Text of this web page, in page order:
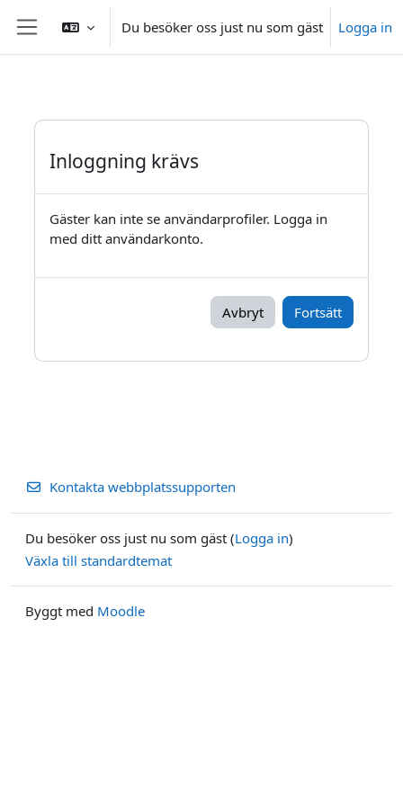
Gå direkt till huvudinnehåll
Du besöker oss just nu som gäst Logga in
Inloggning krävs
Gäster kan inte se användarprofiler. Logga in
med ditt användarkonto.
Avbryt Fortsätt
Kontakta webbplatssupporten
Du besöker oss just nu som gäst (Logga in)
Växla till standardtemat
Byggt med Moodle